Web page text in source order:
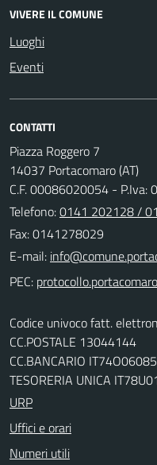
VIVERE IL COMUNE
Luoghi
Eventi
CONTATTI
Piazza Roggero 7
14037 Portacomaro (AT)
C.F. 00086020054 - P.Iva:
Telefono:0141 202128 /
Fax: 0141278029
E-mail:
PEC:
Codice univoco fatt.
CC.POSTALE 13044144
CC.BANCARIO
TESORERIA UNICA
URP
Uffici e orari
Numeri utili